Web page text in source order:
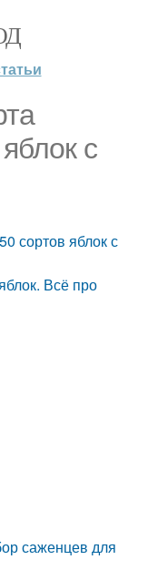
с
сортов яблок с
Всё про
саженцев для